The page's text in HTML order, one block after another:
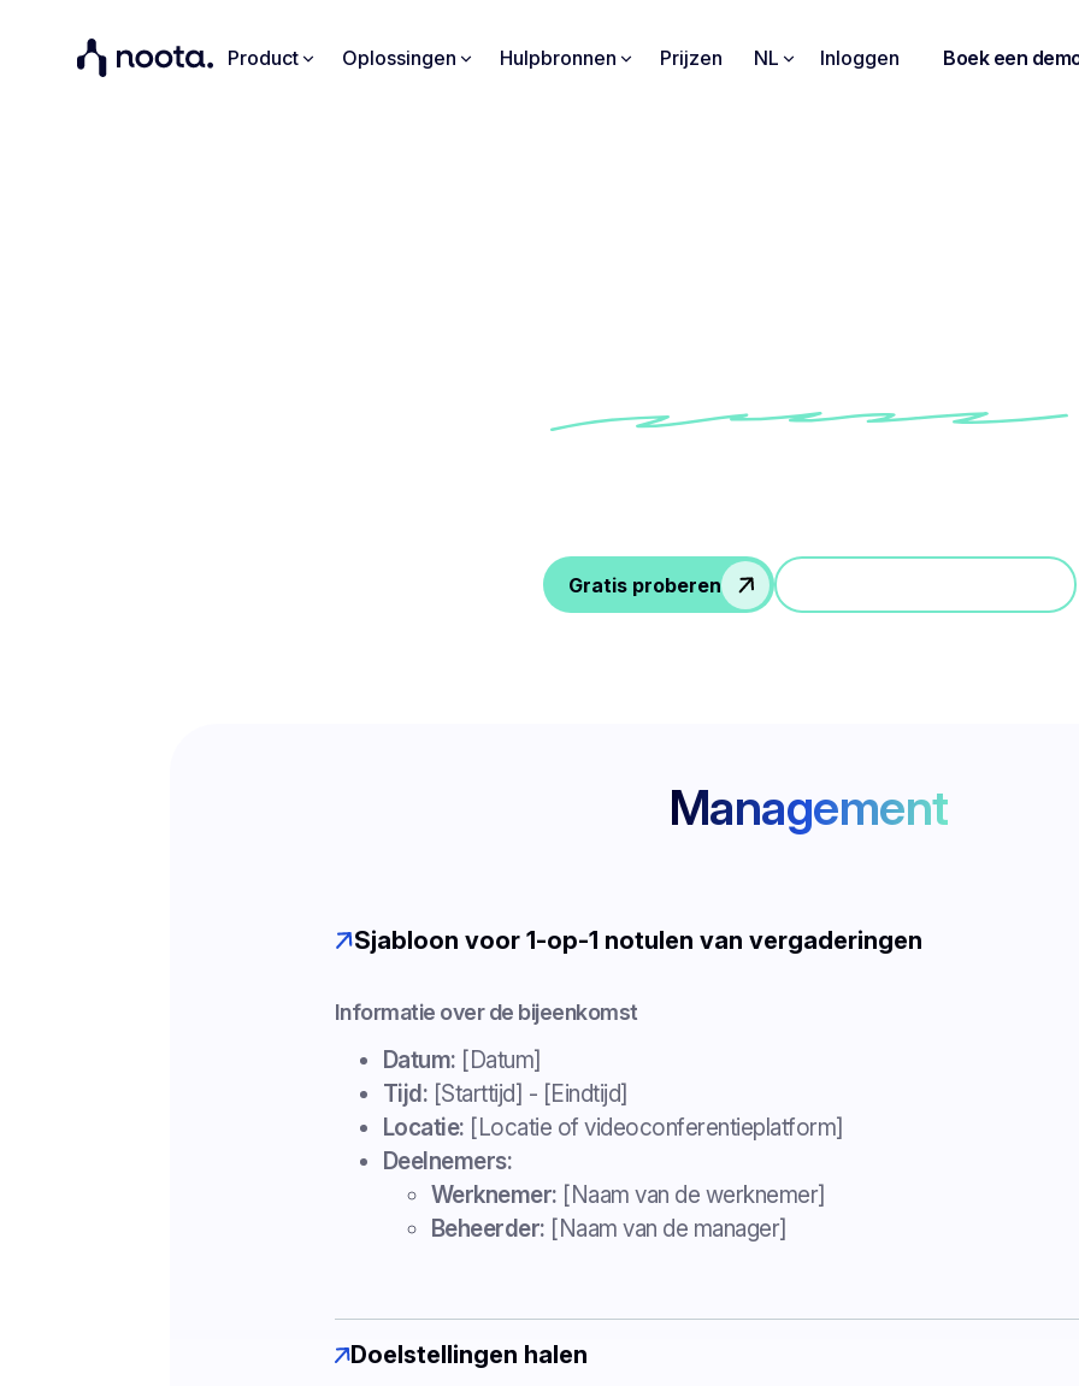
Product Oplossingen Hulpbronnen Prijzen NL Inloggen Boek een
Gratis proberen
Management
Sjabloon voor 1-op-1 notulen van vergaderingen
Informatie over de bijeenkomst
Datum: [Datum]
Tijd: [Starttijd] - [Eindtijd]
Locatie: [Locatie of videoconferentieplatform]
Deelnemers:
Werknemer: [Naam van de werknemer]
Beheerder: [Naam van de manager]
Doelstellingen halen